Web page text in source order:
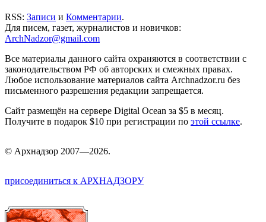
RSS: Записи и Комментарии.
Для писем, газет, журналистов и новичков:
ArchNadzor@gmail.com
Все материалы данного сайта охраняются в соответствии с
законодательством РФ об авторских и смежных правах.
Любое использование материалов сайта Archnadzor.ru без
письменного разрешения редакции запрещается.
Сайт размещён на сервере Digital Ocean за $5 в месяц.
Получите в подарок $10 при регистрации по этой ссылке.
© Архнадзор 2007—2026.
присоединиться к АРХНАДЗОРУ